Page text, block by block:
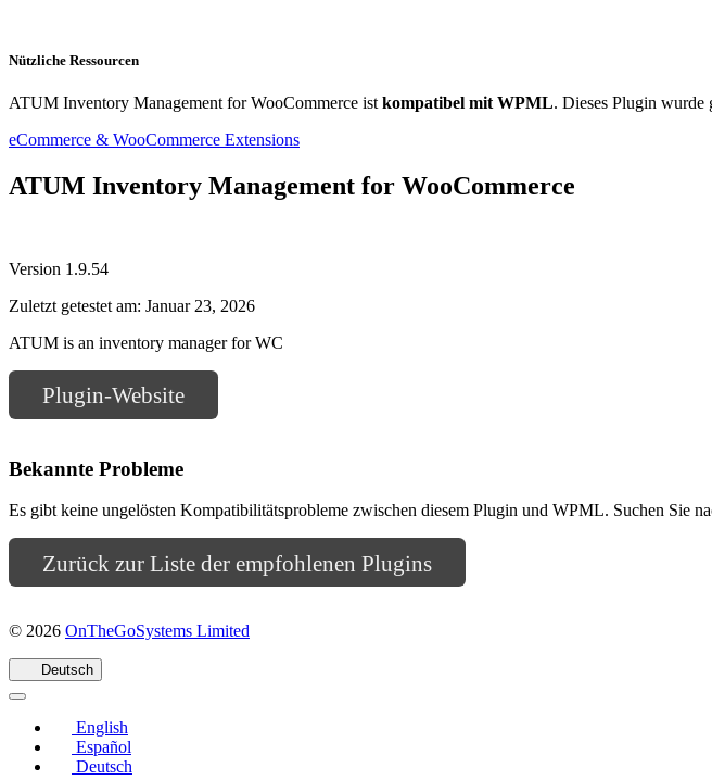
Nützliche Ressourcen
ATUM Inventory Management for WooCommerce ist kompatibel mit WPML. Dieses Plugin wurde
eCommerce & WooCommerce Extensions
ATUM Inventory Management for WooCommerce
Version 1.9.54
Zuletzt getestet am: Januar 23, 2026
ATUM is an inventory manager for WC
Plugin-Website
Bekannte Probleme
Es gibt keine ungelösten Kompatibilitätsprobleme zwischen diesem Plugin und WPML. Suchen Sie
Zurück zur Liste der empfohlenen Plugins
© 2026 OnTheGoSystems Limited
Deutsch
English
Español
Deutsch